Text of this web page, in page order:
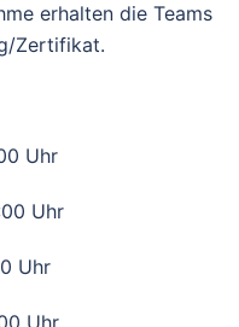
erhalten die Teams
Zertifikat.
Uhr
Uhr
Uhr
Uhr